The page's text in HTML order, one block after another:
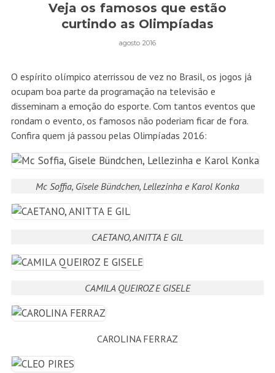
Veja os famosos que estão
curtindo as Olimpíadas
agosto 2016
O espírito olímpico aterrissou de vez no Brasil, os jogos já
ocupam boa parte da programação na televisão e
disseminam a emoção do esporte. Com tantos eventos que
rondam o evento, os famosos não poderiam ficar de fora.
Confira quem já passou pelas Olimpíadas 2016:
Mc Soffia, Gisele Bündchen, Lellezinha e Karol Konka
CAETANO, ANITTA E GIL
CAMILA QUEIROZ E GISELE
CAROLINA FERRAZ